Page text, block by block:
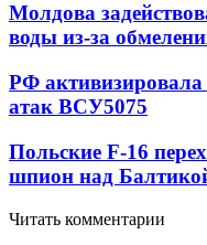
Молдова
воды из-за
РФ
атак ВСУ5075
Польские F-16
шпион над
Читать комментарии